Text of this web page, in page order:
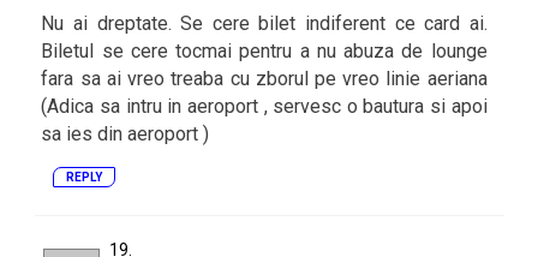
Nu ai dreptate. Se cere bilet indiferent ce card ai.
Biletul se cere tocmai pentru a nu abuza de lounge
fara sa ai vreo treaba cu zborul pe vreo linie aeriana
(Adica sa intru in aeroport , servesc o bautura si apoi
sa ies din aeroport )
REPLY